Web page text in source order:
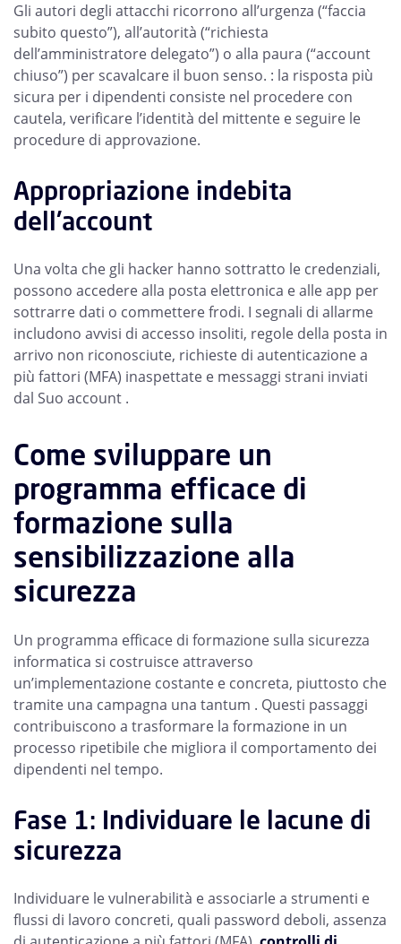
Gli autori degli attacchi ricorrono all’urgenza (“faccia
subito questo”), all’autorità (“richiesta
dell’amministratore delegato”) o alla paura (“account
chiuso”) per scavalcare il buon senso. : la risposta più
sicura per i dipendenti consiste nel procedere con
cautela, verificare l’identità del mittente e seguire le
procedure di approvazione.
Appropriazione indebita
dell'account
Una volta che gli hacker hanno sottratto le credenziali,
possono accedere alla posta elettronica e alle app per
sottrarre dati o commettere frodi. I segnali di allarme
includono avvisi di accesso insoliti, regole della posta in
arrivo non riconosciute, richieste di autenticazione a
più fattori (MFA) inaspettate e messaggi strani inviati
dal Suo account .
Come sviluppare un
programma efficace di
formazione sulla
sensibilizzazione alla
sicurezza
Un programma efficace di formazione sulla sicurezza
informatica si costruisce attraverso
un’implementazione costante e concreta, piuttosto che
tramite una campagna una tantum . Questi passaggi
contribuiscono a trasformare la formazione in un
processo ripetibile che migliora il comportamento dei
dipendenti nel tempo.
Fase 1: Individuare le lacune di
sicurezza
Individuare le vulnerabilità e associarle a strumenti e
flussi di lavoro concreti, quali password deboli, assenza